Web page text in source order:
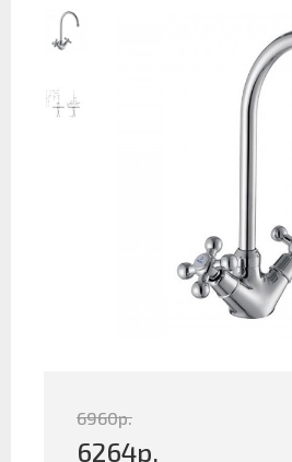
6960р.
6264р.